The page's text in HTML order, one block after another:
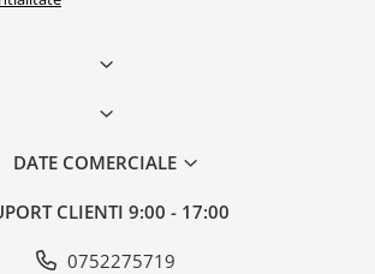
DATE COMERCIALE
CLIENTI 9:00 - 17:00
0752275719